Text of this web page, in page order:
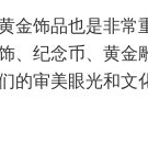
金饰品也是非
、纪念币、黄
的审美眼光和文